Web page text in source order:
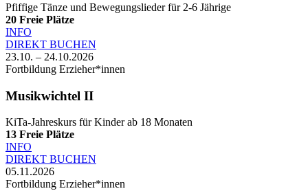
Pfiffige Tänze und Bewegungslieder für 2-6 Jährige
20 Freie Plätze
INFO
DIREKT BUCHEN
23.10. – 24.10.2026
Fortbildung Erzieher*innen
Musikwichtel II
KiTa-Jahreskurs für Kinder ab 18 Monaten
13 Freie Plätze
INFO
DIREKT BUCHEN
05.11.2026
Fortbildung Erzieher*innen